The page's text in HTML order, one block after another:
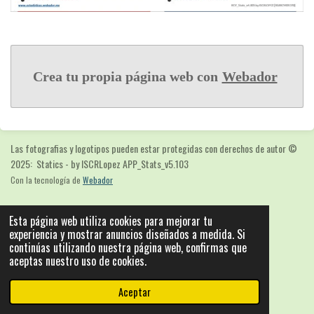
Esta página web utiliza cookies para mejorar tu
experiencia y mostrar anuncios diseñados a medida. Si
continúas utilizando nuestra página web, confirmas que
aceptas nuestro uso de cookies.
Aceptar
Crea tu propia página web con Webador
Las fotografias y logotipos pueden estar protegidas con derechos de autor©
2025: Statics - by ISCRLopez APP_Stats_v5.103
Con la tecnología de Webador